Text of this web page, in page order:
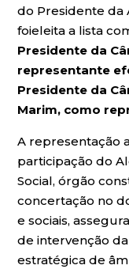
do Presidente da
foieleita a lista
Presidente da
representante
Presidente da
Marim, como
A representação
participação do
Social, órgão
concertação no
e sociais,
de intervenção
estratégica de